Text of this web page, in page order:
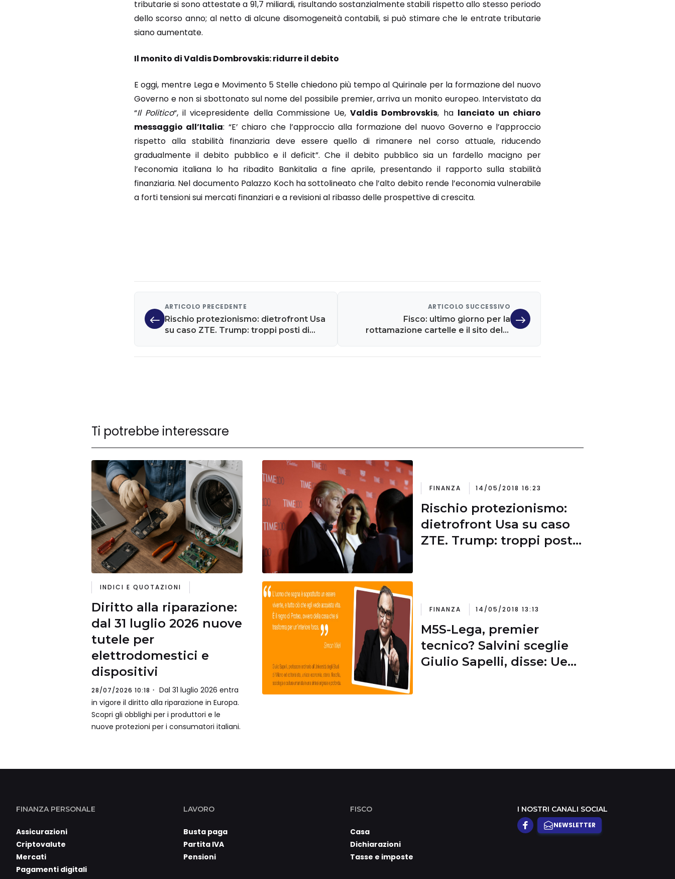
tributarie si sono attestate a 91,7 miliardi, risultando sostanzialmente stabili rispetto allo stesso periodo
dello scorso anno; al netto di alcune disomogeneità contabili, si può stimare che le entrate tributarie
siano aumentate.
Il monito di Valdis Dombrovskis: ridurre il debito
E oggi, mentre Lega e Movimento 5 Stelle chiedono più tempo al Quirinale per la formazione del nuovo
Governo e non si sbottonato sul nome del possibile premier, arriva un monito europeo. Intervistato da
“Il Politico“, il vicepresidente della Commissione Ue,Valdis Dombrovskis, ha lanciato un chiaro
messaggio all’Italia: “E’ chiaro che l’approccio alla formazione del nuovo Governo e l’approccio
rispetto alla stabilità finanziaria deve essere quello di rimanere nel corso attuale, riducendo
gradualmente il debito pubblico e il deficit”. Che il debito pubblico sia un fardello macigno per
l’economia italiana lo ha ribadito Bankitalia a fine aprile, presentando il rapporto sulla stabilità
finanziaria. Nel documento Palazzo Koch ha sottolineato che l’alto debito rende l’economia vulnerabile
a forti tensioni sui mercati finanziari e a revisioni al ribasso delle prospettive di crescita.
ARTICOLO PRECEDENTE
Rischio protezionismo: dietrofront Usa
su caso ZTE. Trump: troppi posti di
ARTICOLO SUCCESSIVO
Fisco: ultimo giorno per la
rottamazione cartelle e il sito delle
Ti potrebbe interessare
INDICI E QUOTAZIONI
Diritto alla riparazione:
dal 31 luglio 2026 nuove
tutele per
elettrodomestici e
dispositivi
28/07/2026 10:18
Dal 31 luglio 2026 entra
in vigore il diritto alla riparazione in Europa.
Scopri gli obblighi per i produttori e le
nuove protezioni per i consumatori italiani.
FINANZA 14/05/2018 16:23
Rischio protezionismo:
dietrofront Usa su caso
ZTE. Trump: troppi posti
FINANZA 14/05/2018 13:13
M5S-Lega, premier
tecnico? Salvini sceglie
Giulio Sapelli, disse: Ue
FINANZA PERSONALE
Assicurazioni
Criptovalute
Mercati
Pagamenti digitali
LAVORO
Busta paga
Partita IVA
Pensioni
FISCO
Casa
Dichiarazioni
Tasse e imposte
I NOSTRI CANALI SOCIAL
NEWSLETTER